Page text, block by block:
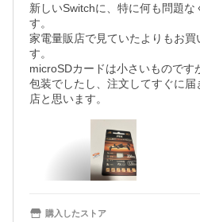
新しいSwitchに、特に何も問題な
す。
家電量販店で見ていたよりもお
す。
microSDカードは小さいものです
包装でしたし、注文してすぐに
店と思います。
購入したストア